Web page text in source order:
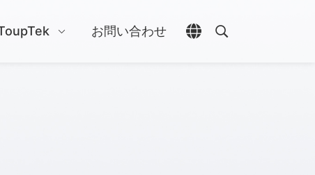
お問い合わせ
言語選択を開く
検索を開く